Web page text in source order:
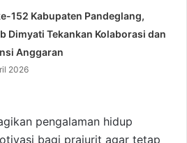
152 Kabupaten Pandeglang,
Dimyati Tekankan Kolaborasi dan
Anggaran
2026
pengalaman hidup
bagi prajurit agar tetap